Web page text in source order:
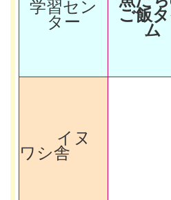
学習セン
ター
ご飯
ム
イヌ
ワシ舎